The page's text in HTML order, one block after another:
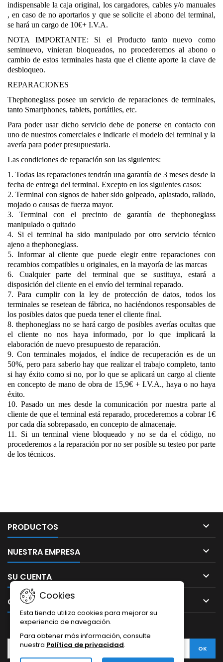
indispensable la caja original, los cargadores, cables y/o manuales
, en caso de no aportarlos y que se solicite el abono del terminal,
se hará un cargo de 10€+ I.V.A.
NOTA IMPORTANTE: Si el Producto tanto nuevo como
seminuevo, vinieran bloqueados, no procederemos al abono o
cambio de estos terminales hasta que el cliente aporte la clave de
desbloqueo.
REPARACIONES
Thephoneglass posee un servicio de reparaciones de terminales,
tanto Smartphones, tablets, portátiles, etc.
Para poder usar dicho servicio debe de ponerse en contacto con
uno de nuestros comerciales e indicarle el modelo del terminal y la
avería para poder presupuestarla.
Las condiciones de reparación son las siguientes:
1. Todas las reparaciones tendrán una garantía de 3 meses desde la
fecha de entrega del terminal. Excepto en los siguientes casos:
2. Terminal con signos de haber sido golpeado, aplastado, rallado,
mojado o causas de fuerza mayor.
3. Terminal con el precinto de garantía de thephoneglass
manipulado o quitado
4. Si el terminal ha sido manipulado por otro servicio técnico
ajeno a thephoneglass.
5. Informar al cliente que puede elegir entre reparaciones con
recambios compatibles u originales, en la mayoría de las marcas
6. Cualquier parte del terminal que se sustituya, estará a
disposición del cliente en el envío del terminal reparado.
7. Para cumplir con la ley de protección de datos, todos los
terminales se resetean de fábrica, no haciéndonos responsables de
los posibles datos que pueda tener el cliente final.
8. thephoneglass no se hará cargo de posibles averías ocultas que
el cliente no nos haya informado, por lo que implicará la
elaboración de nuevo presupuesto de reparación.
9. Con terminales mojados, el índice de recuperación es de un
50%, pero para saberlo hay que realizar el trabajo completo, tanto
si hay éxito como si no, por lo que se aplicará un cargo al cliente
en concepto de mano de obra de 15,9€ + I.V.A., haya o no haya
éxito.
10. Pasado un mes desde la comunicación por nuestra parte al
cliente de que el terminal está reparado, procederemos a cobrar 1€
por cada día sobrepasado, en concepto de almacenaje.
11. Si un terminal viene bloqueado y no se da el código, no
procederemos a la reparación por no ser posible su testeo por parte
de los técnicos.
PRODUCTOS 
NUESTRA EMPRESA 
SU CUENTA 
CONTACTO 
Cookies
Esta tienda utiliza cookies para mejorar su
experiencia de navegación.
Para obtener más información, consulte
nuestra Política de privacidad.
BOLETÍN